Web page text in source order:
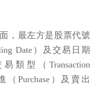
，最左方是股票代號
Date）及交易日期
類型（Transaction
Purchase）及賣出